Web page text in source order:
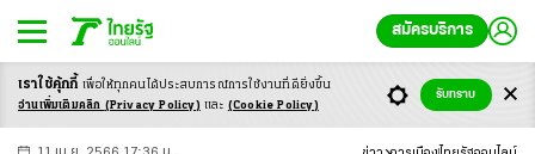
สมัครบริการ
-ก ก ก+
เราใช้คุ้กกี้ เพื่อให้ทุกคนได้ประสบการณ์การใช้งานที่ดียิ่งขึ้น
อ่านเพิ่มเติมคลิก (Privacy Policy) และ (Cookie Policy)
รับทราบ